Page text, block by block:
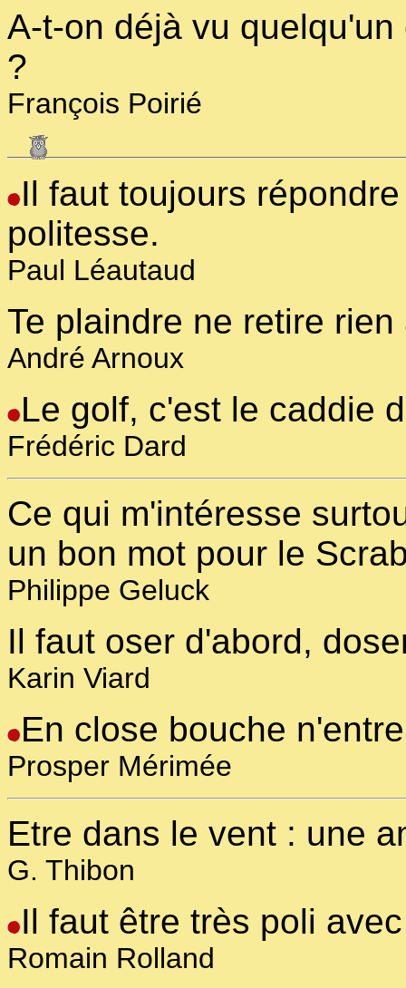
A-t-on déjà vu
?
François Poirié
Il faut toujours
politesse.
Paul Léautaud
Te plaindre ne retire
André Arnoux
Le golf, c'est le caddie
Frédéric Dard
Ce qui m'intéresse
un bon mot pour le
Philippe Geluck
Il faut oser d'abord,
Karin Viard
En close bouche
Prosper Mérimée
Etre dans le vent : une
G. Thibon
Il faut être très poli
Romain Rolland